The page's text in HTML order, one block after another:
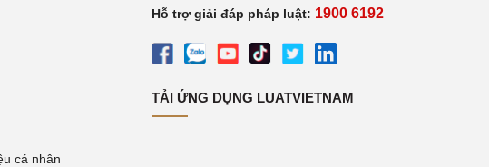
cá nhân
Hỗ trợ giải đáp pháp luật: 1900 6192
TẢI ỨNG DỤNG LUATVIETNAM